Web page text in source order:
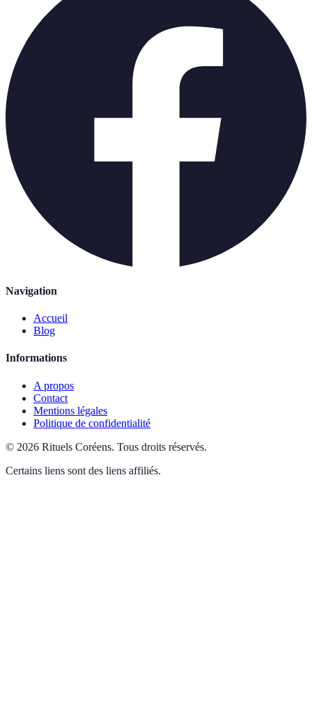
Navigation
Accueil
Blog
Informations
A propos
Contact
Mentions légales
Politique de confidentialité
© 2026 Rituels Coréens. Tous droits réservés.
Certains liens sont des liens affiliés.